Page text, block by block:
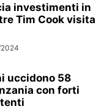
investimenti in
Tim Cook visita
uccidono 58
con forti